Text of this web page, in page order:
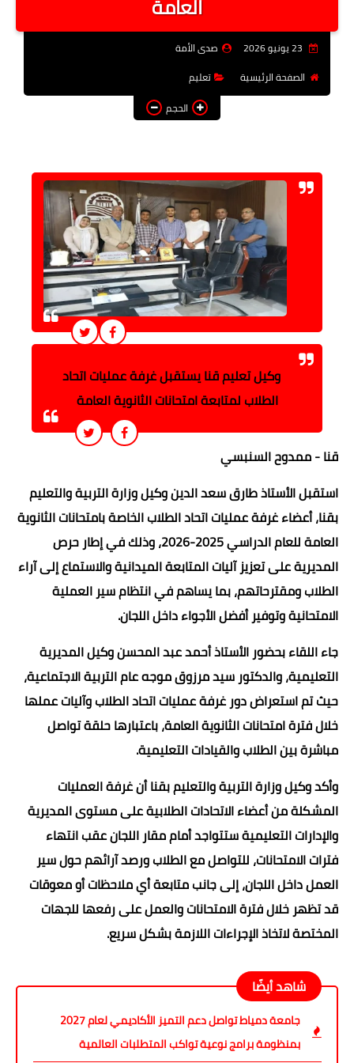
فن وثقافة
توك شو
المزيد
العامة
صدى الأمة
الصفحة الرئيسية
تعليم
الحجم
وكيل تعليم قنا يستقبل غرفة عمليات اتحاد
الطلاب لمتابعة امتحانات الثانوية العامة
قنا - ممدوح السنبسي
استقبل الأستاذ طارق سعد الدين وكيل وزارة التربية والتعليم
بقنا، أعضاء غرفة عمليات اتحاد الطلاب الخاصة بامتحانات الثانوية
العامة للعام الدراسي 2025-2026، وذلك في إطار حرص
المديرية على تعزيز آليات المتابعة الميدانية والاستماع إلى آراء
الطلاب ومقترحاتهم، بما يساهم في انتظام سير العملية
الامتحانية وتوفير أفضل الأجواء داخل اللجان.
جاء اللقاء بحضور الأستاذ أحمد عبد المحسن وكيل المديرية
التعليمية، والدكتور سيد مرزوق موجه عام التربية الاجتماعية،
حيث تم استعراض دور غرفة عمليات اتحاد الطلاب وآليات عملها
خلال فترة امتحانات الثانوية العامة، باعتبارها حلقة تواصل
مباشرة بين الطلاب والقيادات التعليمية.
وأكد وكيل وزارة التربية والتعليم بقنا أن غرفة العمليات
المشكلة من أعضاء الاتحادات الطلابية على مستوى المديرية
والإدارات التعليمية ستتواجد أمام مقار اللجان عقب انتهاء
فترات الامتحانات، للتواصل مع الطلاب ورصد آرائهم حول سير
العمل داخل اللجان، إلى جانب متابعة أي ملاحظات أو معوقات
قد تظهر خلال فترة الامتحانات والعمل على رفعها للجهات
المختصة لاتخاذ الإجراءات اللازمة بشكل سريع.
شاهد أيضًا
جامعة دمياط تواصل دعم التميز الأكاديمي لعام 2027
بمنظومة برامج نوعية تواكب المتطلبات العالمية